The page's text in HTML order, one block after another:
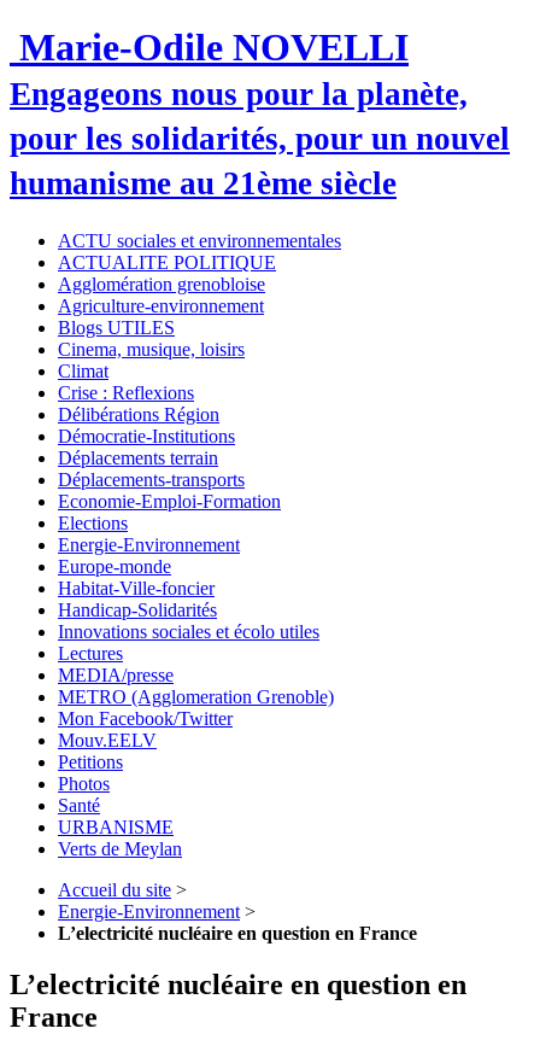
Marie-Odile NOVELLI
Engageons nous pour la planète,
pour les solidarités, pour un nouvel
humanisme au 21ème siècle
ACTU sociales et environnementales
ACTUALITE POLITIQUE
Agglomération grenobloise
Agriculture-environnement
Blogs UTILES
Cinema, musique, loisirs
Climat
Crise : Reflexions
Délibérations Région
Démocratie-Institutions
Déplacements terrain
Déplacements-transports
Economie-Emploi-Formation
Elections
Energie-Environnement
Europe-monde
Habitat-Ville-foncier
Handicap-Solidarités
Innovations sociales et écolo utiles
Lectures
MEDIA/presse
METRO (Agglomeration Grenoble)
Mon Facebook/Twitter
Mouv.EELV
Petitions
Photos
Santé
URBANISME
Verts de Meylan
Accueil du site >
Energie-Environnement >
L’electricité nucléaire en question en France
L’electricité nucléaire en question en
France